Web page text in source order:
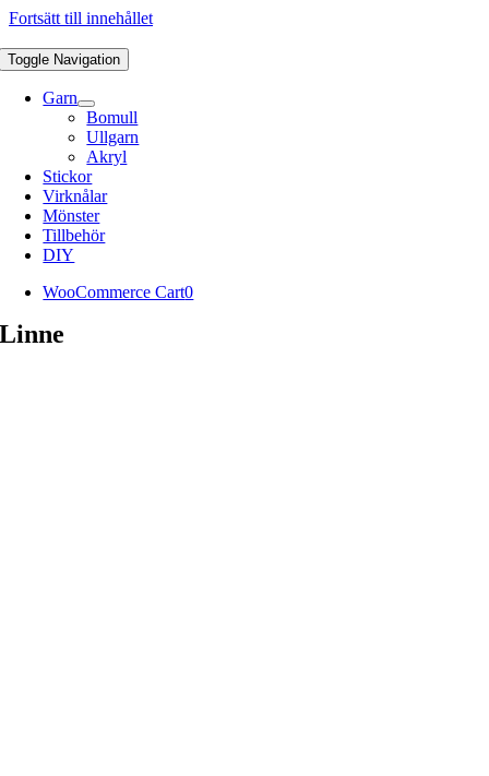
Fortsätt till innehållet
Toggle Navigation
Garn
Bomull
Ullgarn
Akryl
Stickor
Virknålar
Mönster
Tillbehör
DIY
WooCommerce Cart0
Linne